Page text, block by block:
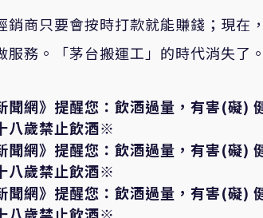
銷商只要會按時打款就能賺錢；現在
服務。「茅台搬運工」的時代消失了
網》提醒您：飲酒過量，有害(礙)
八歲禁止飲酒※
網》提醒您：飲酒過量，有害(礙)
八歲禁止飲酒※
網》提醒您：飲酒過量，有害(礙)